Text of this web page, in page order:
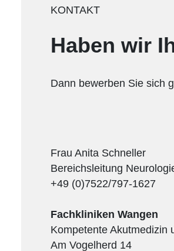
KONTAKT
Haben wir
Dann bewerben Sie sich
Frau Anita Schneller
Bereichsleitung
+49 (0)7522/797-1627
Fachkliniken Wangen
Kompetente Akutmedizin
Am Vogelherd 14